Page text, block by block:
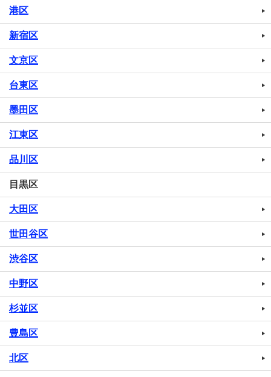
港区
新宿区
文京区
台東区
墨田区
江東区
品川区
目黒区
大田区
世田谷区
渋谷区
中野区
杉並区
豊島区
北区